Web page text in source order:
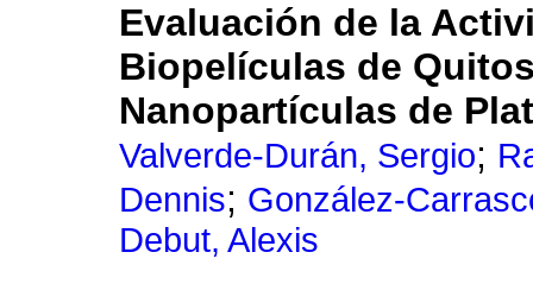
Evaluación de la
Biopelículas de
Nanopartículas de
Valverde-Durán, Sergio;
Dennis; González-
Debut, Alexis